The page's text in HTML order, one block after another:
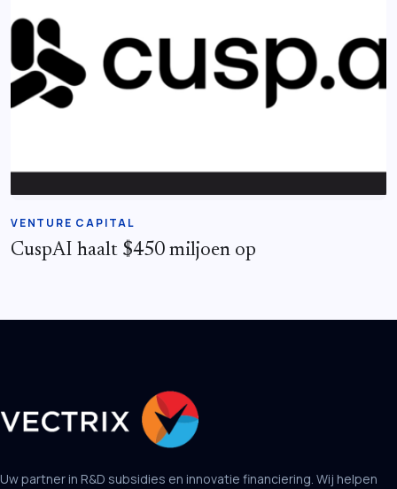
VENTURE CAPITAL
CuspAI haalt $450 miljoen op
Uw partner in R&D subsidies en innovatie financiering. Wij helpen